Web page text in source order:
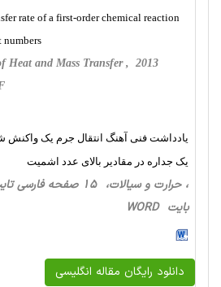
rate of a first-order chemical reaction
numbers
Heat and Mass Transfer , 2013
یادداشت فنی آهنگ انتقال جرم یک واکنش
یک جداره در مقادیر بالای عدد اشمیت
بایت WORD
دانلود رایگان مقاله انگلیسی